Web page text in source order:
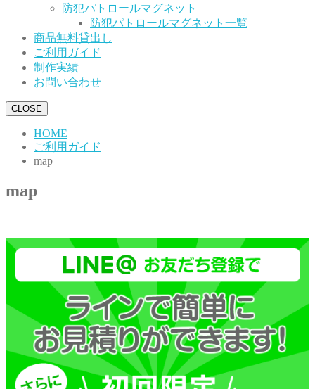
防犯パトロールマグネット
防犯パトロールマグネット一覧
商品無料貸出し
ご利用ガイド
制作実績
お問い合わせ
CLOSE
HOME
ご利用ガイド
map
map